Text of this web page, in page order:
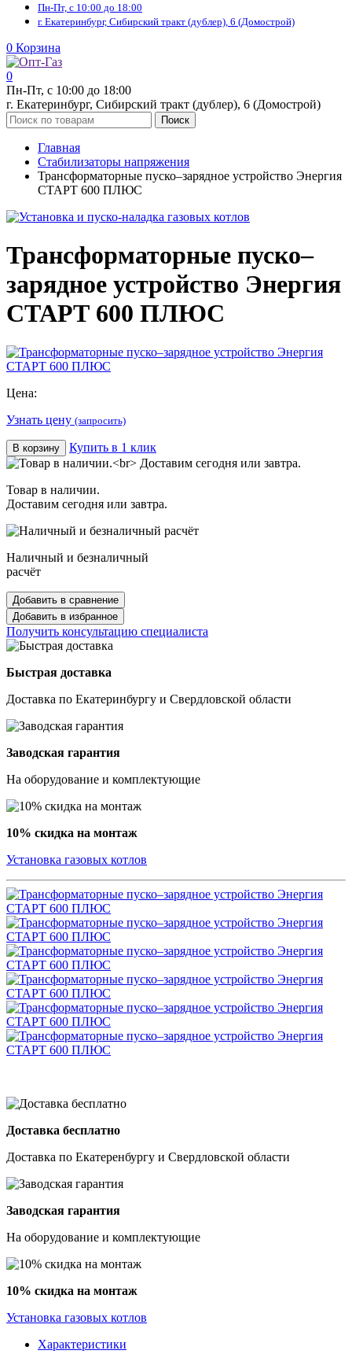
Пн-Пт, с 10:00 до 18:00
г. Екатеринбург, Сибирский тракт (дублер), 6 (Домострой)
0 Корзина
0
Пн-Пт, с 10:00 до 18:00
г. Екатеринбург, Сибирский тракт (дублер), 6 (Домострой)
Поиск
Главная
Стабилизаторы напряжения
Трансформаторные пуско–зарядное устройство Энергия
СТАРТ 600 ПЛЮС
Трансформаторные пуско–
зарядное устройство Энергия
СТАРТ 600 ПЛЮС
Цена:
Узнать цену (запросить)
В корзину Купить в 1 клик
Товар в наличии.
Доставим сегодня или завтра.
Наличный и безналичный
расчёт
Добавить в сравнение
Добавить в избранное
Получить консультацию специалиста
Быстрая доставка
Доставка по Екатеринбургу и Свердловской области
Заводская гарантия
На оборудование и комплектующие
10% скидка на монтаж
Установка газовых котлов
Доставка бесплатно
Доставка по Екатеренбургу и Свердловской области
Заводская гарантия
На оборудование и комплектующие
10% скидка на монтаж
Установка газовых котлов
Характеристики